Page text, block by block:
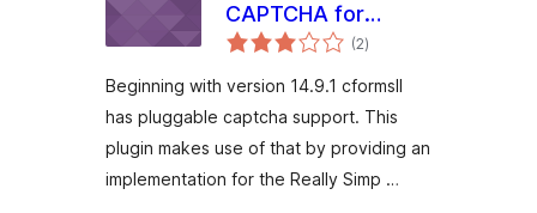
CAPTCHA for
cformsII
(2एकूण
मूल्यांकन
)
Beginning with version 14.9.1 cformsII
has pluggable captcha support. This
plugin makes use of that by providing an
implementation for the Really Simp …